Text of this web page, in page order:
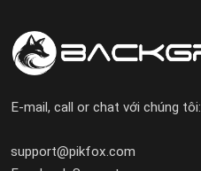
E-mail, call or chat với chúng tôi:
support@pikfox.com